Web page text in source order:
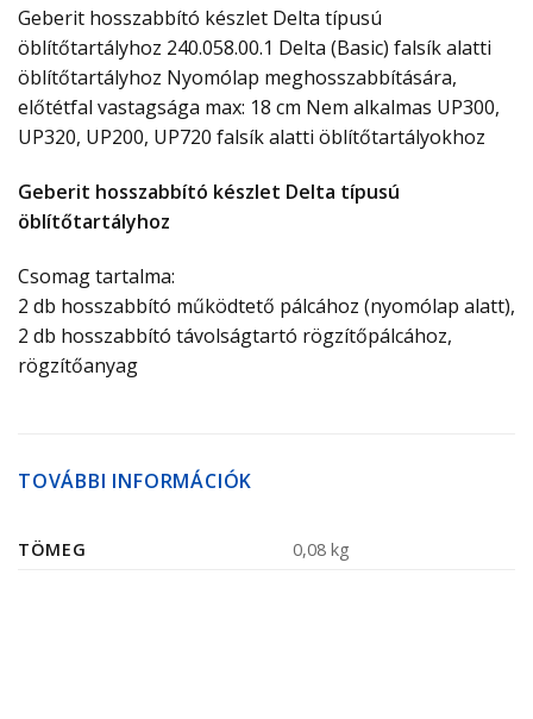
Geberit hosszabbító készlet Delta típusú
öblítőtartályhoz 240.058.00.1 Delta (Basic) falsík alatti
öblítőtartályhoz Nyomólap meghosszabbítására,
előtétfal vastagsága max: 18 cm Nem alkalmas UP300,
UP320, UP200, UP720 falsík alatti öblítőtartályokhoz
Geberit hosszabbító készlet Delta típusú
öblítőtartályhoz
Csomag tartalma:
2 db hosszabbító működtető pálcához (nyomólap alatt),
2 db hosszabbító távolságtartó rögzítőpálcához,
rögzítőanyag
TOVÁBBI INFORMÁCIÓK
TÖMEG 0,08 kg